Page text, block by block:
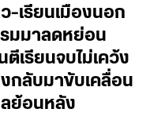
-เรียนเมืองนอก
รมมาลดหย่อน
เรียนจบไม่เคว้ง
กลับมาขับเคลื่อน
ย้อนหลัง